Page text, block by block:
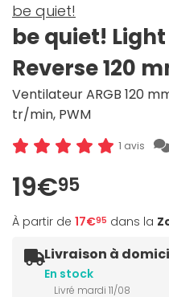
be quiet!
be quiet! Light
Reverse 120
Ventilateur ARGB 120
tr/min, PWM
1 avis
19€95
À partir de 17€95 dans la
Livraison à
En stock
Livré mardi 11/08